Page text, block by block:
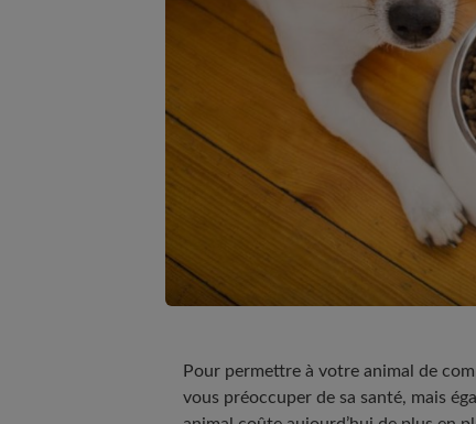
Pour permettre à votre animal de
vous préoccuper de sa santé, mais